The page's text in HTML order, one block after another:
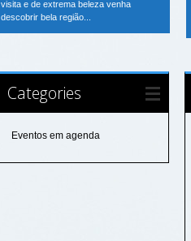
visita e de extrema beleza venha
descobrir bela região...
Categories
Eventos em agenda